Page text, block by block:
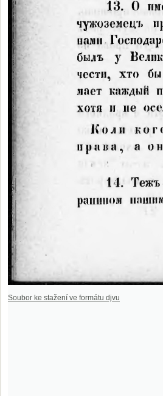
Soubor ke stažení ve formátu djvu